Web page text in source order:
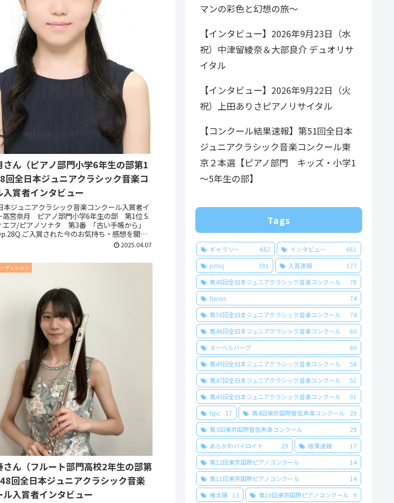
さん（ピアノ部門小学6年生の部第1
回全日本ジュニアクラシック音楽コ
入賞者インタビュー
本ジュニアクラシック音楽コンクール入賞者イ
高宮奈月 ピアノ部門小学6年生の部 第1位 S.
エフ/ピアノソナタ 第3番 ｢古い手帳から｣
ご入賞された今のお気持ち・感想を聞か
2025.04.07
ディション
さん（フルート部門高校2年生の部第
回全日本ジュニアクラシック音楽
ル入賞者インタビュー
マンの彩色と幻想の旅～
【インタビュー】2026年9月23日（水
祝）中津留綾奈＆大部良介 デュオリサ
イタル
【インタビュー】2026年9月22日（火
祝）上田ありさピアノリサイタル
【コンクール結果速報】第51回全日本
ジュニアクラシック音楽コンクール東
京２本選【ピアノ部門 キッズ・小学1
～5年生の部】
Tags
ギャラリー 662 インタビュー
661
jcmcj
391 入賞速報
177
第48回全日本ジュニアクラシック音楽コンクール
78
tiwsvc
74
第50回全日本ジュニアクラシック音楽コンクール
74
第46回全日本ジュニアクラシック音楽コンクール
60
ヌーベルバーグ
60
第49回全日本ジュニアクラシック音楽コンクール
58
第47回全日本ジュニアクラシック音楽コンクール
51
第45回全日本ジュニアクラシック音楽コンクール
51
tipc
37 第4回東京国際管弦声楽コンクール
29
第3回東京国際管弦声楽コンクール
29
あらかわバイロイト
29 結果速報
17
第12回東京国際ピアノコンクール
14
第11回東京国際ピアノコンクール
14
椿太陽
13 第10回東京国際ピアノコンクール
9